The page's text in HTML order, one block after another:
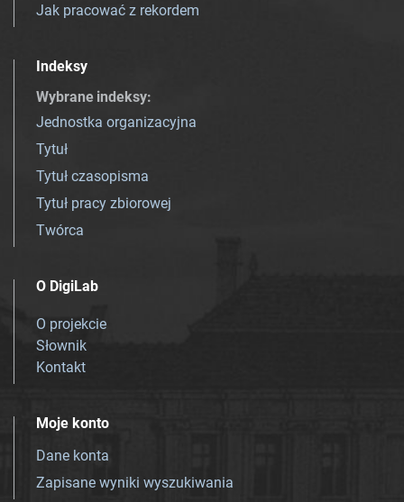
Jak pracować z rekordem
Indeksy
Wybrane indeksy:
Jednostka organizacyjna
Tytuł
Tytuł czasopisma
Tytuł pracy zbiorowej
Twórca
O DigiLab
O projekcie
Słownik
Kontakt
Moje konto
Dane konta
Zapisane wyniki wyszukiwania